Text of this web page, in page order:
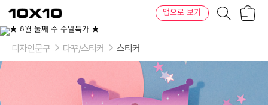
텐
바
텐
앱으로 보기
디자인문구 다꾸/스티커 스티커